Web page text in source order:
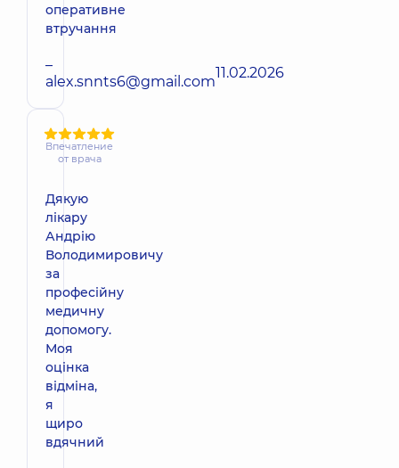
оперативне
втручання
–
alex.snnts6@gmail.com11.02.2026
Впечатление
от врача
Дякую
лікару
Андрію
Володимировичу
за
професійну
медичну
допомогу.
Моя
оцінка
відміна,
я
щиро
вдячний